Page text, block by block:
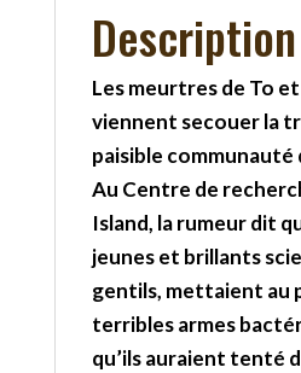
Description
Les meurtres de To
viennent secouer la
paisible communauté
Au Centre de
Island, la rumeur dit
jeunes et brillants
gentils, mettaient au
terribles armes
qu’ils auraient tenté